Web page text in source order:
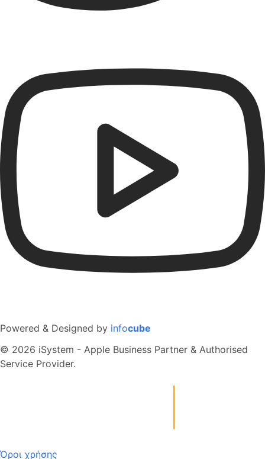
Powered & Designed by infocube
© 2026 iSystem - Apple Business Partner & Authorised
Service Provider.
Όροι χρήσης